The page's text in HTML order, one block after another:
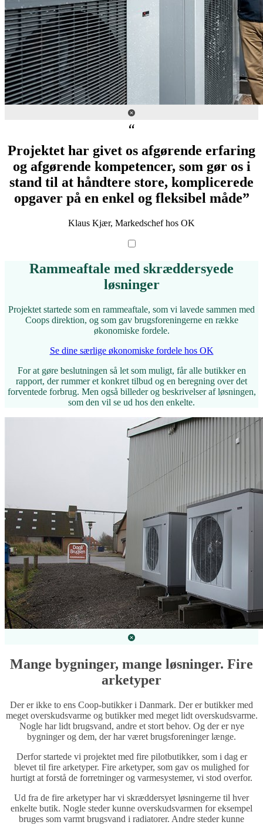
Projektet har givet os afgørende erfaring
og afgørende kompetencer, som gør os i
stand til at håndtere store, komplicerede
opgaver på en enkel og fleksibel måde”
Klaus Kjær, Markedschef hos OK
Rammeaftale med skræddersyede
løsninger
Projektet startede som en rammeaftale, som vi lavede sammen med
Coops direktion, og som gav brugsforeningerne en række
økonomiske fordele.
Se dine særlige økonomiske fordele hos OK
For at gøre beslutningen så let som muligt, får alle butikker en
rapport, der rummer et konkret tilbud og en beregning over det
forventede forbrug. Men også billeder og beskrivelser af løsningen,
som den vil se ud hos den enkelte.
Mange bygninger, mange løsninger. Fire
arketyper
Der er ikke to ens Coop-butikker i Danmark. Der er butikker med
meget overskudsvarme og butikker med meget lidt overskudsvarme.
Nogle har lidt brugsvand, andre et stort behov. Og der er nye
bygninger og dem, der har været brugsforeninger længe.
Derfor startede vi projektet med fire pilotbutikker, som i dag er
blevet til fire arketyper. Fire arketyper, som gav os mulighed for
hurtigt at forstå de forretninger og varmesystemer, vi stod overfor.
Ud fra de fire arketyper har vi skræddersyet løsningerne til hver
enkelte butik. Nogle steder kunne overskudsvarmen for eksempel
bruges som varmt brugsvand i radiatorer. Andre steder kunne